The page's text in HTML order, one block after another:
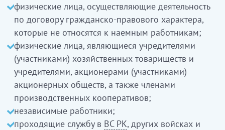
физические лица, осуществляющие деятельность
по договору гражданско-правового характера,
которые не относятся к наемным работникам;
физические лица, являющиеся учредителями
(участниками) хозяйственных товариществ и
учредителями, акционерами (участниками)
акционерных обществ, а также членами
производственных кооперативов;
независимые работники;
проходящие службу в ВС РК, других войсках и